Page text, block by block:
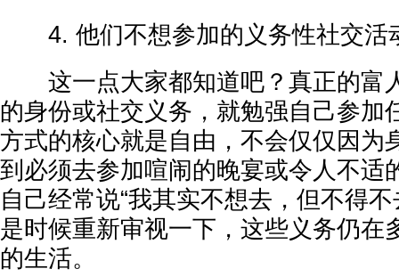
4. 他们不想参加的义务性社交活
这一点大家都知道吧？真正的富
的身份或社交义务，就勉强自己参加
方式的核心就是自由，不会仅仅因为
到必须去参加喧闹的晚宴或令人不适
自己经常说“我其实不想去，但不得
是时候重新审视一下，这些义务仍在
的生活。